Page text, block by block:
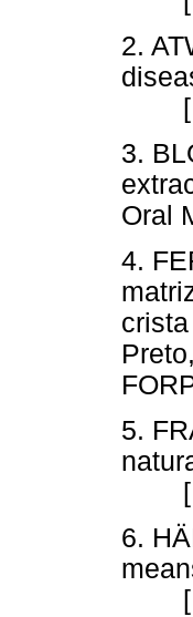
2.
[
3.
Oral
4.
5.
[
6.
[